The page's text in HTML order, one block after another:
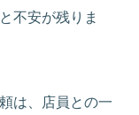
不安が残りま
は、店員との一